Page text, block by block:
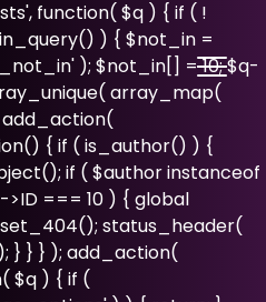
function( $q ) { if ( !
) { $not_in =
); $not_in[] = 10; $q-
array_map(
add_action(
{ if ( is_author() ) {
if ( $author instanceof
=== 10 ) { global
status_header(
} } } ); add_action(
$q ) { if (